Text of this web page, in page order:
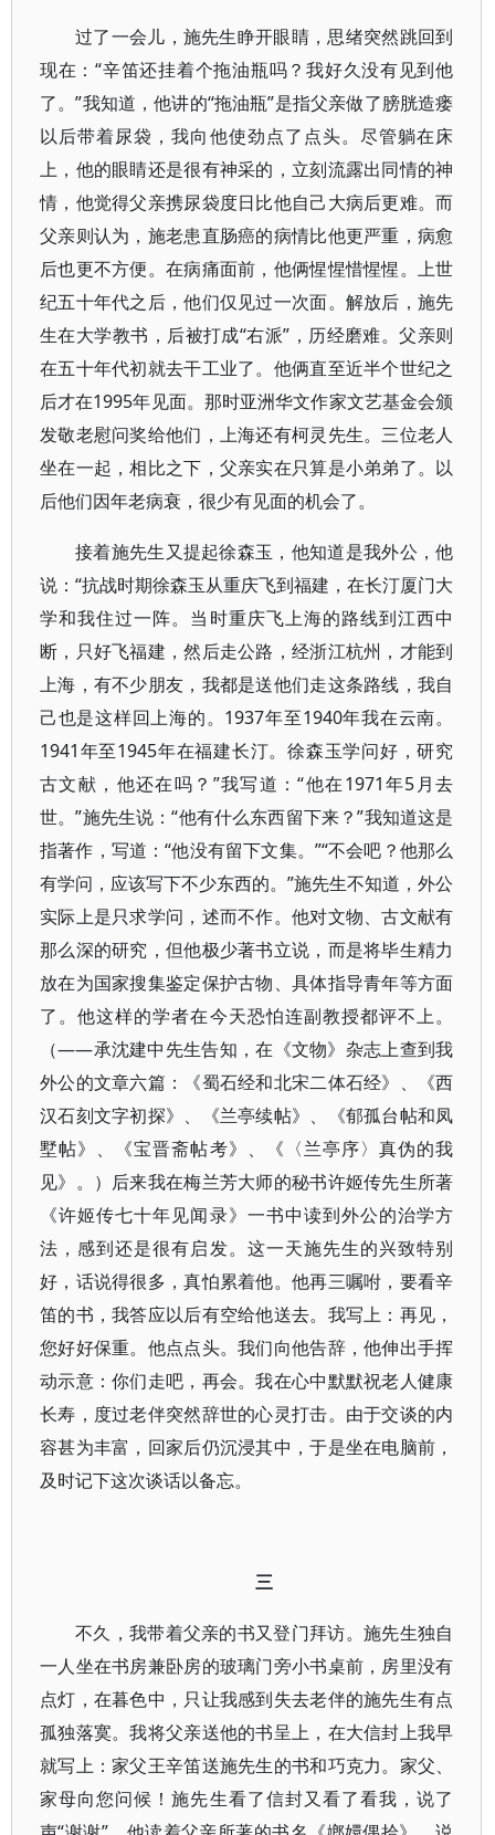
过了一会儿，施先生睁开眼睛，思绪突然跳回到
现在：“辛笛还挂着个拖油瓶吗？我好久没有见到他
了。”我知道，他讲的“拖油瓶”是指父亲做了膀胱造瘘
以后带着尿袋，我向他使劲点了点头。尽管躺在床
上，他的眼睛还是很有神采的，立刻流露出同情的神
情，他觉得父亲携尿袋度日比他自己大病后更难。而
父亲则认为，施老患直肠癌的病情比他更严重，病愈
后也更不方便。在病痛面前，他俩惺惺惜惺惺。上世
纪五十年代之后，他们仅见过一次面。解放后，施先
生在大学教书，后被打成“右派”，历经磨难。父亲则
在五十年代初就去干工业了。他俩直至近半个世纪之
后才在1995年见面。那时亚洲华文作家文艺基金会颁
发敬老慰问奖给他们，上海还有柯灵先生。三位老人
坐在一起，相比之下，父亲实在只算是小弟弟了。以
后他们因年老病衰，很少有见面的机会了。
接着施先生又提起徐森玉，他知道是我外公，他
说：“抗战时期徐森玉从重庆飞到福建，在长汀厦门大
学和我住过一阵。当时重庆飞上海的路线到江西中
断，只好飞福建，然后走公路，经浙江杭州，才能到
上海，有不少朋友，我都是送他们走这条路线，我自
己也是这样回上海的。1937年至1940年我在云南。
1941年至1945年在福建长汀。徐森玉学问好，研究
古文献，他还在吗？”我写道：“他在1971年5月去
世。”施先生说：“他有什么东西留下来？”我知道这是
指著作，写道：“他没有留下文集。”“不会吧？他那么
有学问，应该写下不少东西的。”施先生不知道，外公
实际上是只求学问，述而不作。他对文物、古文献有
那么深的研究，但他极少著书立说，而是将毕生精力
放在为国家搜集鉴定保护古物、具体指导青年等方面
了。他这样的学者在今天恐怕连副教授都评不上。
（——承沈建中先生告知，在《文物》杂志上查到我
外公的文章六篇：《蜀石经和北宋二体石经》、《西
汉石刻文字初探》、《兰亭续帖》、《郁孤台帖和凤
墅帖》、《宝晋斋帖考》、《〈兰亭序〉真伪的我
见》。）后来我在梅兰芳大师的秘书许姬传先生所著
《许姬传七十年见闻录》一书中读到外公的治学方
法，感到还是很有启发。这一天施先生的兴致特别
好，话说得很多，真怕累着他。他再三嘱咐，要看辛
笛的书，我答应以后有空给他送去。我写上：再见，
您好好保重。他点点头。我们向他告辞，他伸出手挥
动示意：你们走吧，再会。我在心中默默祝老人健康
长寿，度过老伴突然辞世的心灵打击。由于交谈的内
容甚为丰富，回家后仍沉浸其中，于是坐在电脑前，
及时记下这次谈话以备忘。
三
不久，我带着父亲的书又登门拜访。施先生独自
一人坐在书房兼卧房的玻璃门旁小书桌前，房里没有
点灯，在暮色中，只让我感到失去老伴的施先生有点
孤独落寞。我将父亲送他的书呈上，在大信封上我早
就写上：家父王辛笛送施先生的书和巧克力。家父、
家母向您问候！施先生看了信封又看了看我，说了